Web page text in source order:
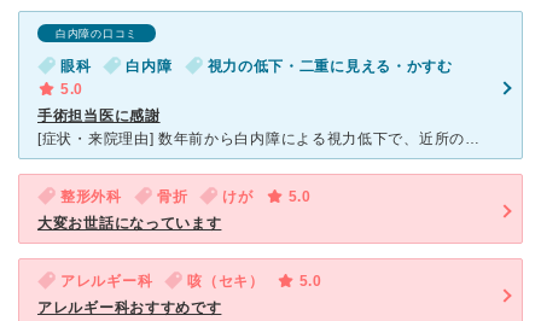
白内障の口コミ
眼科 白内障
視力の低下・二重に見える・かすむ
5.0
手術担当医に感謝
[症状・来院理由] 数年前から白内障による視力低下で、近所の眼科医の処方で眼鏡を数回作り替えたが、眼鏡での矯正が不可能となり、手術を薦められて相模原病院眼科高階先生を紹介された。 [医師の診断・治
整形外科 骨折 けが
5.0
大変お世話になっています
アレルギー科 咳（セキ）
5.0
アレルギー科おすすめです